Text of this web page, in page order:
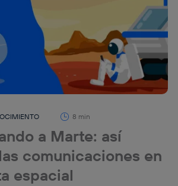
8 min
a Marte: así
comunicaciones en
espacial